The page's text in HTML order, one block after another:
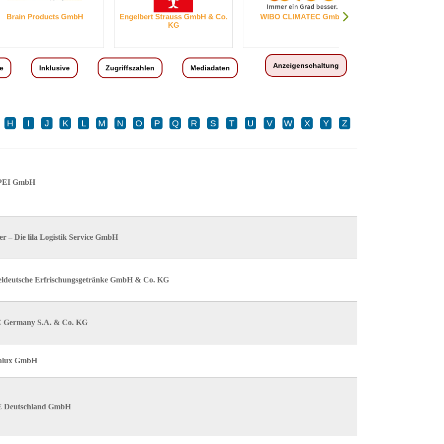
Engelbert Strauss GmbH & Co.
WIBO CLIMATEC GmbH
RINGANA Logistics Germany
Inklusive Zugriffszahlen Mediadaten Anzeigenschaltung
H I J K L M N O P Q R S T U V W X Y Z
GmbH
– Die lila Logistik Service GmbH
Erfrischungsgetränke GmbH & Co. KG
Germany S.A. & Co. KG
GmbH
Deutschland GmbH